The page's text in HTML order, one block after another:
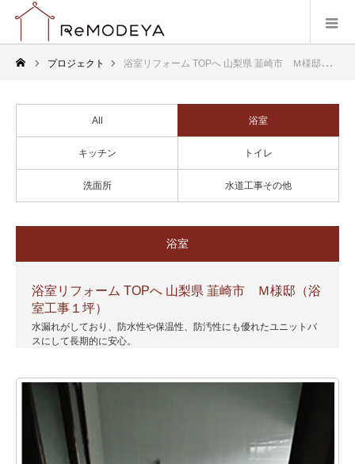
プロジェクト 浴室リフォーム TOPへ 山梨県 韮崎市 Ｍ様邸（浴室工事１坪）
All 浴室
キッチン トイレ
洗面所 水道工事その他
浴室
浴室リフォーム TOPへ 山梨県 韮崎市 Ｍ様邸（浴
室工事１坪）
水漏れがしており、防水性や保温性、防汚性にも優れたユニットバ
スにして長期的に安心。